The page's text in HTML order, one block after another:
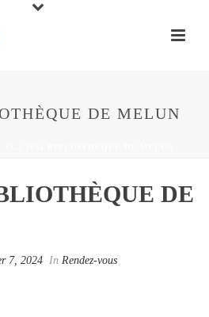
DE MELUN
DE
7, 2024 In Rendez-vous